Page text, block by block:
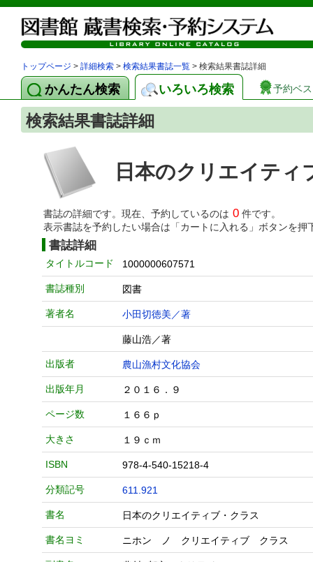
トップページ > 詳細検索 > 検索結果書誌一覧 > 検索結果書誌詳細
かんたん検索 いろいろ検索 予約ベ
検索結果書誌詳細
日本のクリエイティ
書誌の詳細です。現在、予約しているのは 0 件です。
表示書誌を予約したい場合は「カートに入れる」ボタンを押
書誌詳細
タイトルコード 1000000607571
書誌種別 図書
著者名 小田切徳美／著
藤山浩／著
出版者 農山漁村文化協会
出版年月 ２０１６．９
ページ数 １６６ｐ
大きさ １９ｃｍ
ISBN 978-4-540-15218-4
分類記号 611.921
書名 日本のクリエイティブ・クラス
書名ヨミ ニホン ノ クリエイティブ クラス